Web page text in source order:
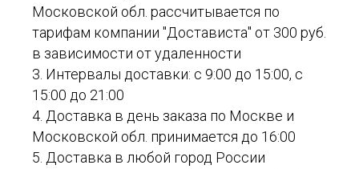
Московской обл. рассчитывается по
тарифам компании "Достависта" от 300 руб.
в зависимости от удаленности
3. Интервалы доставки: с 9:00 до 15:00, с
15:00 до 21:00
4. Доставка в день заказа по Москве и
Московской обл. принимается до 16:00
5. Доставка в любой город России